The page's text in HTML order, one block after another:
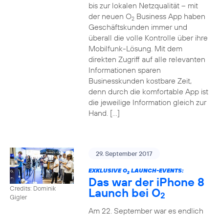
bis zur lokalen Netzqualität – mit
der neuen O2Business App haben
Geschäftskunden immer und
überall die volle Kontrolle über ihre
Mobilfunk-Lösung. Mit dem
direkten Zugriff auf alle relevanten
Informationen sparen
Businesskunden kostbare Zeit,
denn durch die komfortable App ist
die jeweilige Information gleich zur
Hand. […]
Credits: Dominik
Gigler
29. September 2017
EXKLUSIVE O2LAUNCH-EVENTS:
Das war der iPhone 8
Launch bei O2
Am 22. September war es endlich